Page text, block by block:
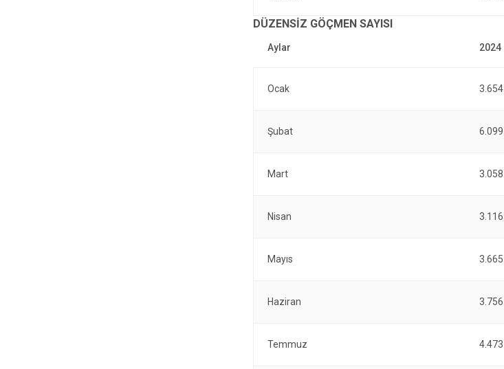
DÜZENSİZ GÖÇMEN SAYISI
Ocak 3.654
Şubat 6.099
Mart 3.058
Nisan 3.116
Mayıs 3.665
Haziran 3.756
Temmuz 4.473